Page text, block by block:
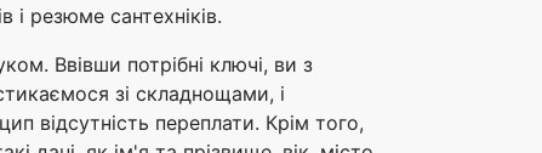
резюме сантехніків.
Ввівши потрібні ключі, ви з
зі складнощами, і
відсутність переплати. Крім того,